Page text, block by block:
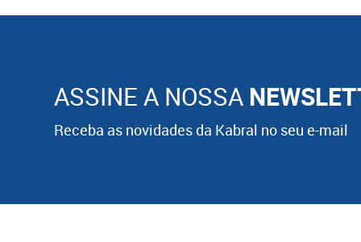
ASSINE A NOSSA
Receba as novidades da Kabral no seu e-mail